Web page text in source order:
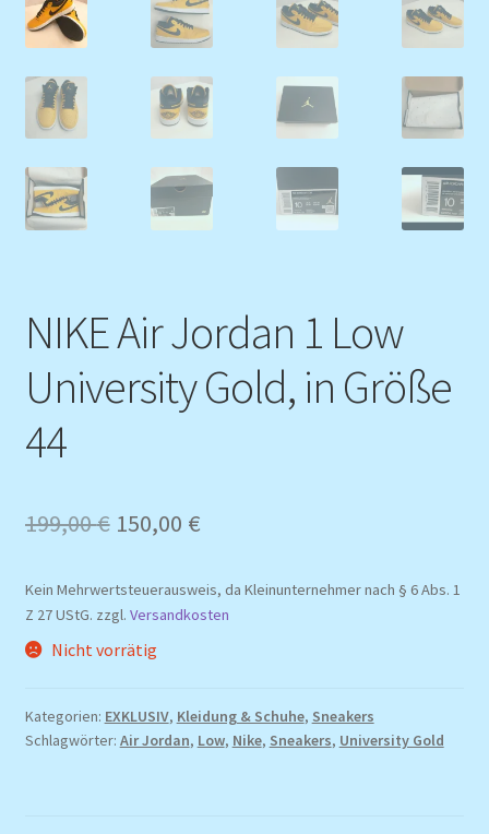
NIKE Air Jordan 1 Low
University Gold, in Größe
44
199,00€ Ursprünglicher
war:
199,00 €
150,00 €Aktueller
ist:
Kein Mehrwertsteuerausweis, da Kleinunternehmer nach § 6 Abs. 1
Z 27 UStG. zzgl. Versandkosten
Nicht vorrätig
Kategorien: EXKLUSIV, Kleidung & Schuhe, Sneakers
Schlagwörter: Air Jordan, Low, Nike, Sneakers, University Gold